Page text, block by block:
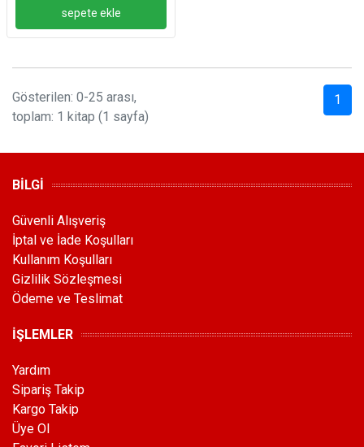
Gösterilen: 0-25 arası,
toplam: 1 kitap (1 sayfa)
1
BİLGİ
Güvenli Alışveriş
İptal ve İade Koşulları
Kullanım Koşulları
Gizlilik Sözleşmesi
Ödeme ve Teslimat
İŞLEMLER
Yardım
Sipariş Takip
Kargo Takip
Üye Ol